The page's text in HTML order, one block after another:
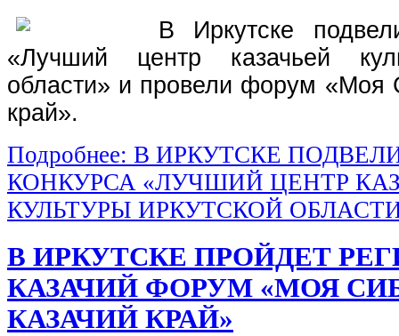
В Иркутске
«Лучший центр казачьей
области» и провели форум «Моя
край».
Подробнее: В ИРКУТСКЕ
КОНКУРСА «ЛУЧШИЙ ЦЕНТР
КУЛЬТУРЫ ИРКУТСКОЙ
В ИРКУТСКЕ ПРОЙДЕТ
КАЗАЧИЙ ФОРУМ «МОЯ
КАЗАЧИЙ КРАЙ»